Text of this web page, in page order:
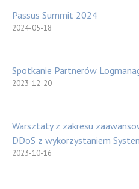
Passus Summit 2024
2024-05-18
Spotkanie Partnerów
2023-12-20
Warsztaty z zakresu
DDoS z wykorzystaniem
2023-10-16